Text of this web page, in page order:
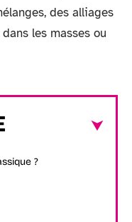
des alliages
les masses ou
?